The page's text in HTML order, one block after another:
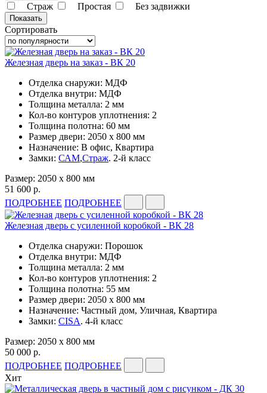
Страж Простая Без задвижки
Сортировать
Железная дверь на заказ - ВК 20
Отделка снаружи: МДФ
Отделка внутри: МДФ
Толщина металла: 2 мм
Кол-во контуров уплотнения: 2
Толщина полотна: 60 мм
Размер двери: 2050 x 800 мм
Назначение: В офис, Квартира
Замки: САМ,Страж. 2-й класс
Размер: 2050 x 800 мм
51 600 р.
ПОДРОБНЕЕ ПОДРОБНЕЕ
Железная дверь с усиленной коробкой - ВК 28
Отделка снаружи: Порошок
Отделка внутри: МДФ
Толщина металла: 2 мм
Кол-во контуров уплотнения: 2
Толщина полотна: 55 мм
Размер двери: 2050 x 800 мм
Назначение: Частный дом, Уличная, Квартира
Замки: CISA. 4-й класс
Размер: 2050 x 800 мм
50 000 р.
ПОДРОБНЕЕ ПОДРОБНЕЕ
Хит